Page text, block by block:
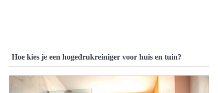
Hoe kies je een hogedrukreiniger voor huis en tuin?